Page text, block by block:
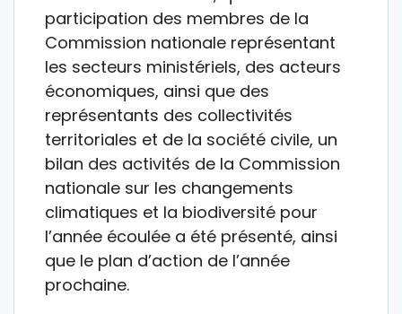
participation des membres de la
Commission nationale représentant
les secteurs ministériels, des acteurs
économiques, ainsi que des
représentants des collectivités
territoriales et de la société civile, un
bilan des activités de la Commission
nationale sur les changements
climatiques et la biodiversité pour
l’année écoulée a été présenté, ainsi
que le plan d’action de l’année
prochaine.